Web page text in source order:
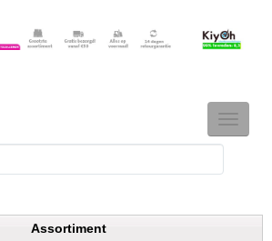
TOGGLE
Assortiment